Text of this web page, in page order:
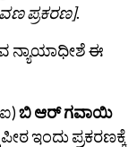
ಪ್ರಕರಣ].
ನ್ಯಾಯಾಧೀಶೆ ಈ
ಬಿ ಆರ್ ಗವಾಯಿ
ಇಂದು ಪ್ರಕರಣಕ್ಕೆ